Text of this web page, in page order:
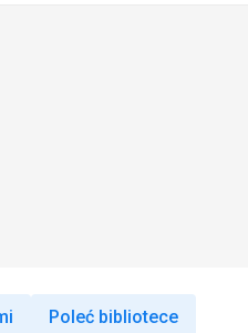
Poleć bibliotece